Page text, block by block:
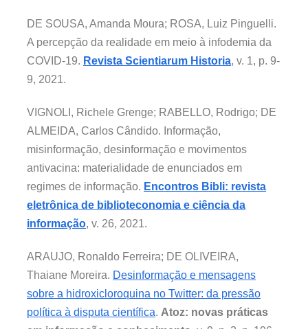
DE SOUSA, Amanda Moura; ROSA, Luiz Pinguelli.
A percepção da realidade em meio à infodemia da
COVID-19. Revista Scientiarum Historia, v. 1, p. 9-
9, 2021.
VIGNOLI, Richele Grenge; RABELLO, Rodrigo; DE
ALMEIDA, Carlos Cândido. Informação,
misinformação, desinformação e movimentos
antivacina: materialidade de enunciados em
regimes de informação. Encontros Bibli: revista
eletrônica de biblioteconomia e ciência da
informação, v. 26, 2021.
ARAUJO, Ronaldo Ferreira; DE OLIVEIRA,
Thaiane Moreira. Desinformação e mensagens
sobre a hidroxicloroquina no Twitter: da pressão
política à disputa científica. Atoz: novas práticas